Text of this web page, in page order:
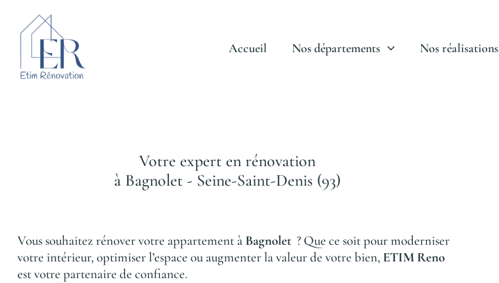
contenu
Accueil Nos départements Nos réalisations
Votre expert en rénovation
à Bagnolet - Seine-Saint-Denis (93)
Vous souhaitez rénover votre appartement à Bagnolet ? Que ce soit pour moderniser
votre intérieur, optimiser l’espace ou augmenter la valeur de votre bien, ETIM Reno
est votre partenaire de confiance.